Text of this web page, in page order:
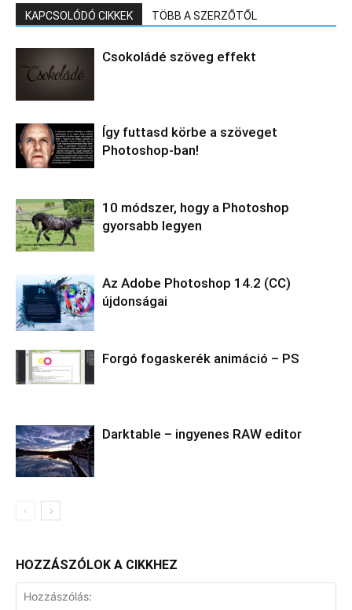
KAPCSOLÓDÓ CIKKEK TÖBB A SZERZŐTŐL
Csokoládé szöveg effekt
Így futtasd körbe a szöveget
Photoshop-ban!
10 módszer, hogy a Photoshop
gyorsabb legyen
Az Adobe Photoshop 14.2 (CC)
újdonságai
Forgó fogaskerék animáció – PS
Darktable – ingyenes RAW editor
HOZZÁSZÓLOK A CIKKHEZ